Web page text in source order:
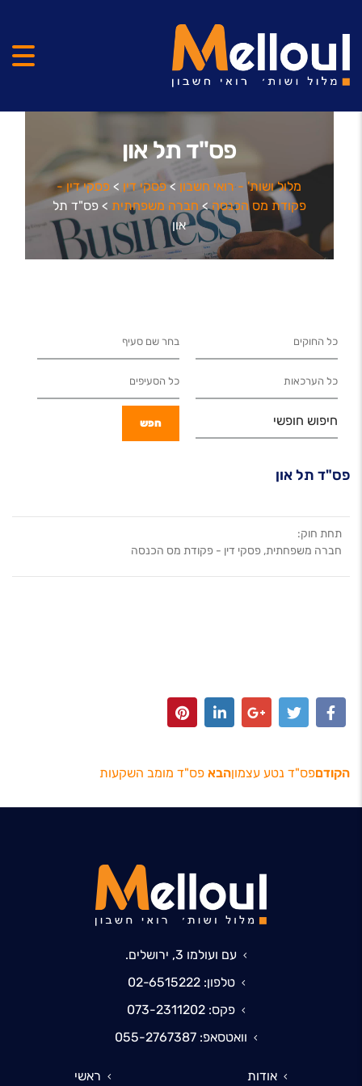
פס"ד תל און
מלול ושות' - רואי חשבון >פסקי דין > פסקי דין -
פקודת מס הכנסה> חברה משפחתית >פס"ד תל
און
חיפוש חופשי
פס"ד תל און
תחת חוק:
חברה משפחתית, פסקי דין - פקודת מס הכנסה
הקודםפס"ד נטע עצמוןהבא פס"ד מומב השקעות
עם ועולמו 3, ירושלים.
טלפון: 02-6515222
פקס: 073-2311202
וואטסאפ: 055-2767387
ראשי אודות